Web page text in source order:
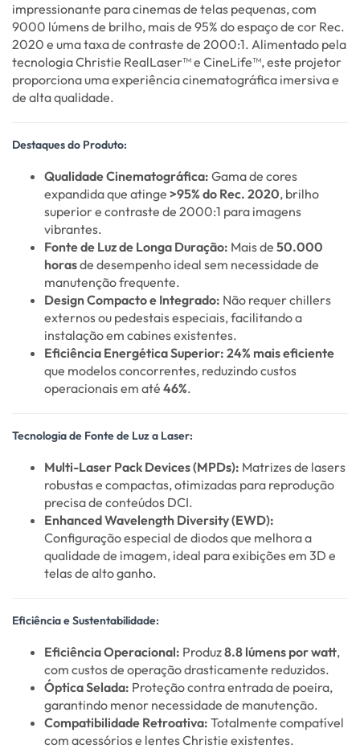
impressionante para cinemas de telas pequenas, com
9000 lúmens de brilho, mais de 95% do espaço de cor Rec.
2020 e uma taxa de contraste de 2000:1. Alimentado pela
tecnologia Christie RealLaser™ e CineLife™, este projetor
proporciona uma experiência cinematográfica imersiva e
de alta qualidade.
Destaques do Produto:
Qualidade Cinematográfica: Gama de cores
expandida que atinge >95% do Rec. 2020, brilho
superior e contraste de 2000:1 para imagens
vibrantes.
Fonte de Luz de Longa Duração: Mais de 50.000
horasde desempenho ideal sem necessidade de
manutenção frequente.
Design Compacto e Integrado: Não requer chillers
externos ou pedestais especiais, facilitando a
instalação em cabines existentes.
Eficiência Energética Superior: 24% mais eficiente
que modelos concorrentes, reduzindo custos
operacionais em até 46%.
Tecnologia de Fonte de Luz a Laser:
Multi-Laser Pack Devices (MPDs): Matrizes de lasers
robustas e compactas, otimizadas para reprodução
precisa de conteúdos DCI.
Enhanced Wavelength Diversity (EWD):
Configuração especial de diodos que melhora a
qualidade de imagem, ideal para exibições em 3D e
telas de alto ganho.
Eficiência e Sustentabilidade:
Eficiência Operacional: Produz8.8 lúmens por watt,
com custos de operação drasticamente reduzidos.
Óptica Selada: Proteção contra entrada de poeira,
garantindo menor necessidade de manutenção.
Compatibilidade Retroativa: Totalmente compatível
com acessórios e lentes Christie existentes.